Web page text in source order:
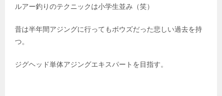
ルアー釣りのテクニックは小学生並み（笑）
昔は半年間アジングに行ってもボウズだった悲しい過去を持
つ。
ジグヘッド単体アジングエキスパートを目指す。